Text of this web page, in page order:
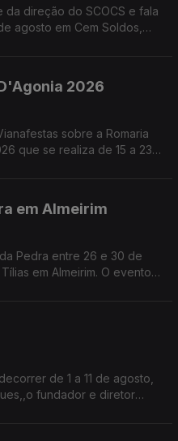
da direção do SCOCS e fala
agosto em Cem Soldos,
2026
sobre a Romaria
que se realiza de 15 a 23
em Almeirim
Pedra entre 26 e 30 de
em Almeirim. O evento
Gastronómica de
gastronomia.
de 1 a 11 de agosto,
fundador e diretor